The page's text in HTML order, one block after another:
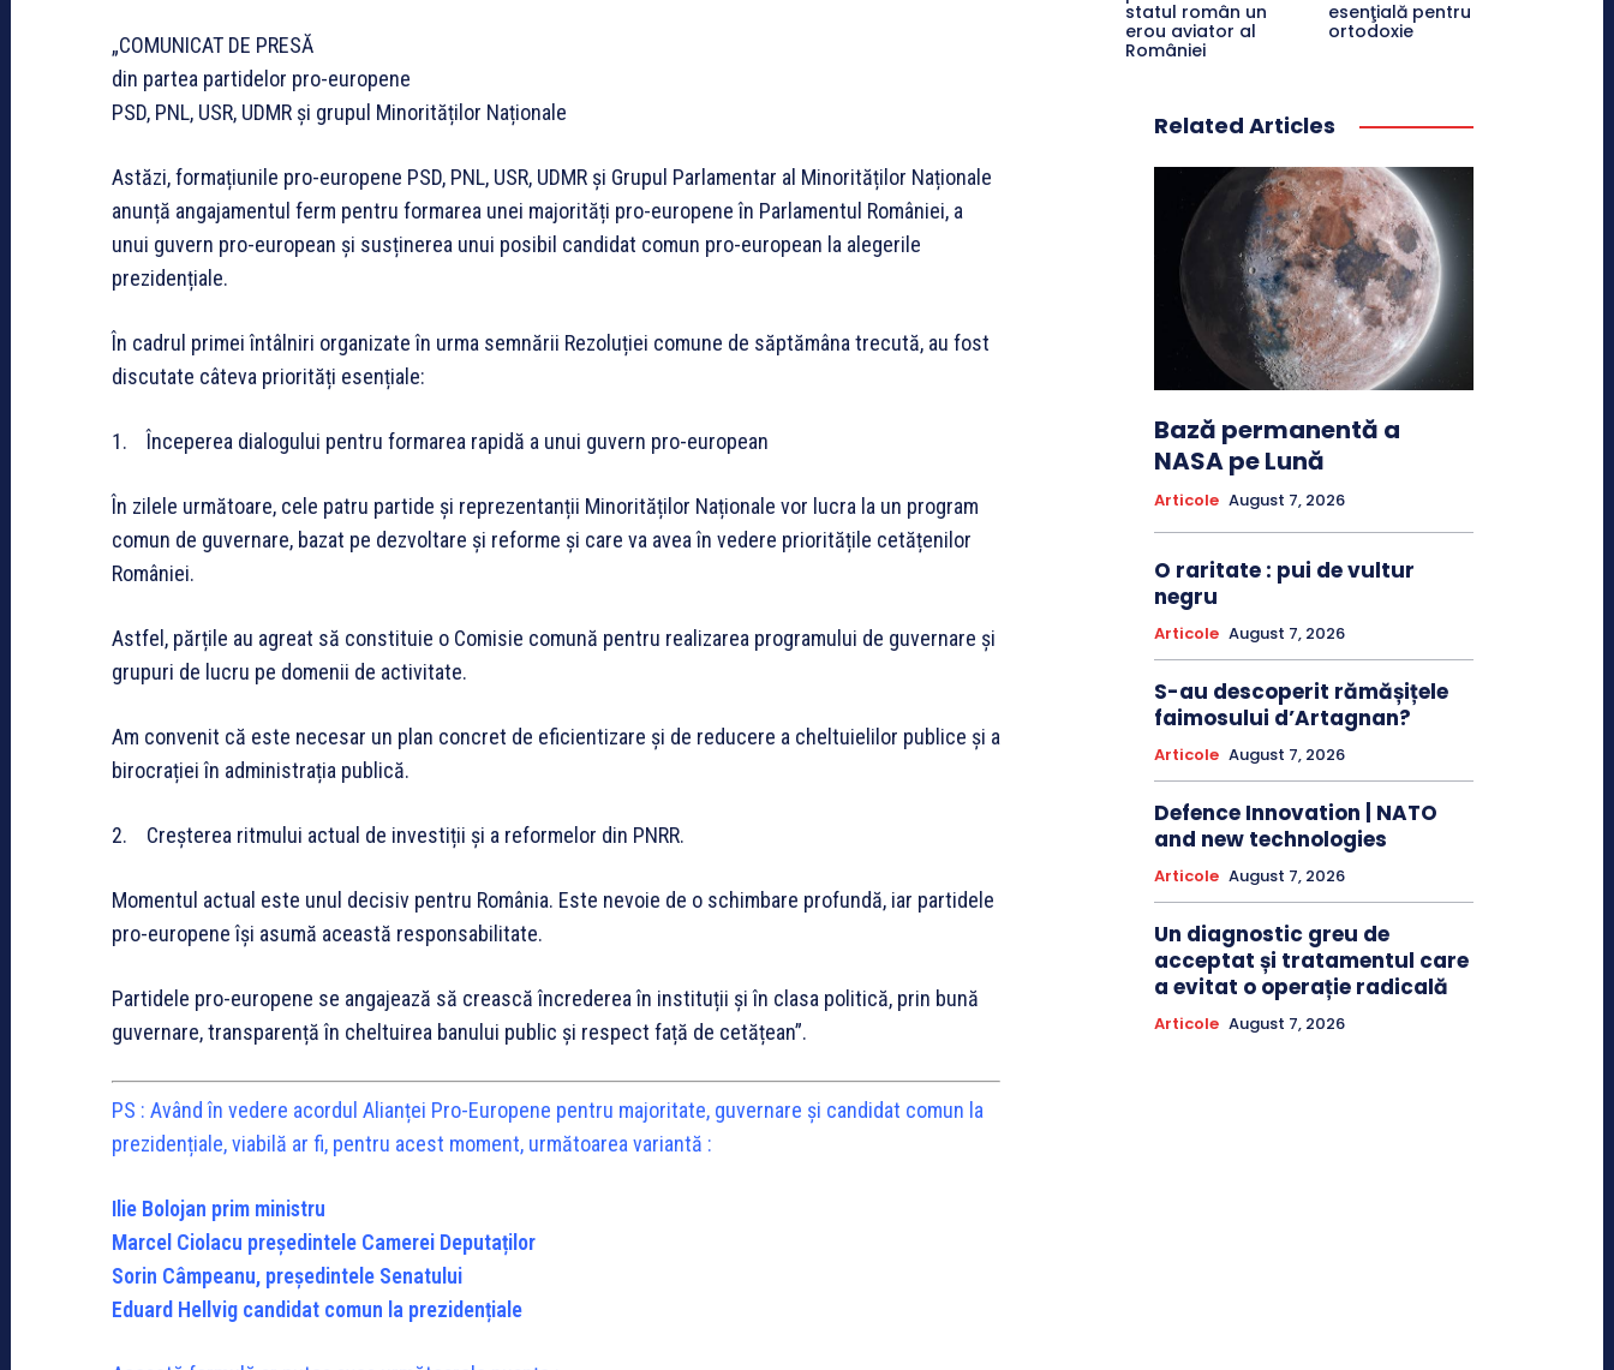
„COMUNICAT DE PRESĂ
din partea partidelor pro-europene
PSD, PNL, USR, UDMR și grupul Minorităților Naționale
Astăzi, formațiunile pro-europene PSD, PNL, USR, UDMR și Grupul Parlamentar al Minorităților Naționale
anunță angajamentul ferm pentru formarea unei majorități pro-europene în Parlamentul României, a
unui guvern pro-european și susținerea unui posibil candidat comun pro-european la alegerile
prezidențiale.
În cadrul primei întâlniri organizate în urma semnării Rezoluției comune de săptămâna trecută, au fost
discutate câteva priorități esențiale:
1. Începerea dialogului pentru formarea rapidă a unui guvern pro-european
În zilele următoare, cele patru partide și reprezentanții Minorităților Naționale vor lucra la un program
comun de guvernare, bazat pe dezvoltare și reforme și care va avea în vedere prioritățile cetățenilor
României.
Astfel, părțile au agreat să constituie o Comisie comună pentru realizarea programului de guvernare și
grupuri de lucru pe domenii de activitate.
Am convenit că este necesar un plan concret de eficientizare și de reducere a cheltuielilor publice și a
birocrației în administrația publică.
2. Creșterea ritmului actual de investiții și a reformelor din PNRR.
Momentul actual este unul decisiv pentru România. Este nevoie de o schimbare profundă, iar partidele
pro-europene își asumă această responsabilitate.
Partidele pro-europene se angajează să crească încrederea în instituții și în clasa politică, prin bună
guvernare, transparență în cheltuirea banului public și respect față de cetățean”.
PS : Având în vedere acordul Alianței Pro-Europene pentru majoritate, guvernare și candidat comun la
prezidențiale, viabilă ar fi, pentru acest moment, următoarea variantă :
Ilie Bolojan prim ministru
Marcel Ciolacu președintele Camerei Deputaților
Sorin Câmpeanu, președintele Senatului
Eduard Hellvig candidat comun la prezidențiale
statul român un
erou aviator al
României
esenţială pentru
ortodoxie
Related Articles
Bază permanentă a
NASA pe Lună
Articole August 7, 2026
O raritate : pui de vultur
negru
Articole August 7, 2026
S-au descoperit rămășițele
faimosului d’Artagnan?
Articole August 7, 2026
Defence Innovation | NATO
and new technologies
Articole August 7, 2026
Un diagnostic greu de
acceptat și tratamentul care
a evitat o operație radicală
Articole August 7, 2026